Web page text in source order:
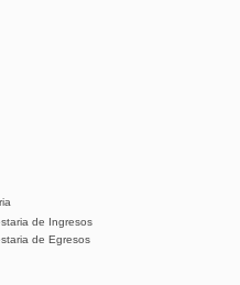
de Ingresos
de Egresos